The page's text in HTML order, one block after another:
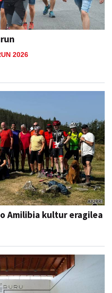
2026
Amilibia kultur eragilea